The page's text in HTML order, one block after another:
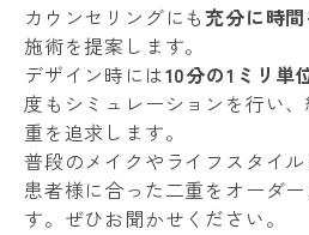
カウンセリングにも充分に時
施術を提案します。
デザイン時には10分の1ミリ単
度もシミュレーションを行い
重を追求します。
普段のメイクやライフスタイ
患者様に合った二重をオーダ
す。ぜひお聞かせください。